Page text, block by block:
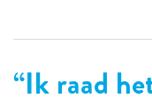
Schoon. Mooi
Ik raad